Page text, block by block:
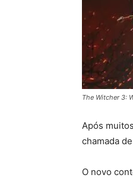
The Witcher 3:
Após muitos
chamada de
O novo